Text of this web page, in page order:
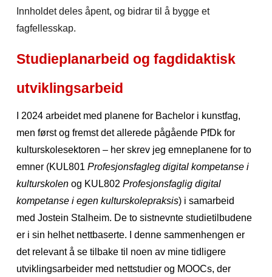
nnholdet deles åpent, og bidrar til å bygge et
fagfellesskap.
Studieplanarbeid og fagdidaktisk
utviklingsarbeid
I 2024 arbeidet med planene for Bachelor i kunstfag,
men først og fremst det allerede pågående PfDk for
kulturskolesektoren – her skrev jeg emneplanene for to
emner (KUL801Profesjonsfagleg digital kompetanse i
kulturskolen og KUL802Profesjonsfaglig digital
kompetanse i egen kulturskolepraksis) i samarbeid
med Jostein Stalheim. De to sistnevnte studietilbudene
er i sin helhet nettbaserte. I denne sammenhengen er
det relevant å se tilbake til noen av mine tidligere
utviklingsarbeider med nettstudier og MOOCs, der